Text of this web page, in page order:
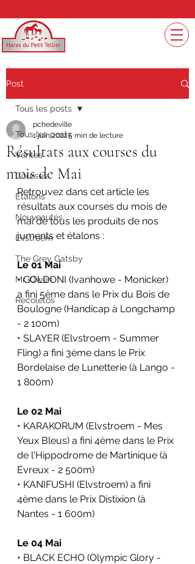
Post
Tous les posts
Ventes
Courses
Etalons
Nouveautés
Evstroem
The Grey Gatsby
Mr. Owen
Recoletos
Tous les posts
Résultats aux courses du
mois de Mai
pchedeville
1 juin 20225 min de lecture
Retrouvez dans cet article les
résultats aux courses du mois de
mai de tous les produits de nos
juments et étalons :
Le 01 Mai
• GOLDONI (Ivanhowe - Monicker)
a fini 5ème dans le Prix du Bois de
Boulogne (Handicap à Longchamp
- 2 100m)
• SLAYER (Elvstroem - Summer
Fling) a fini 3ème dans le Prix
Bordelaise de Lunetterie (à Lango -
1 800m)
Le 02 Mai
• KARAKORUM (Elvstroem - Mes
Yeux Bleus) a fini 4ème dans le Prix
de l'Hippodrome de Martinique (à
Evreux - 2 500m)
• KANIFUSHI (Elvstroem) a fini
4ème dans le Prix Distixion (à
Nantes - 1 600m)
Le 04 Mai
• BLACK ECHO (Olympic Glory -